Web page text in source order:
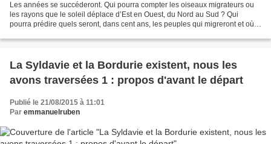
Les années se succéderont. Qui pourra compter les oiseaux migrateurs ou
les rayons que le soleil déplace d’Est en Ouest, du Nord au Sud ? Qui
pourra prédire quels seront, dans cent ans, les peuples qui migreront et où
La Syldavie et la Bordurie existent, nous les
avons traversées 1 : propos d'avant le départ
Publié le 21/08/2015 à 11:01
Par emmanuelruben